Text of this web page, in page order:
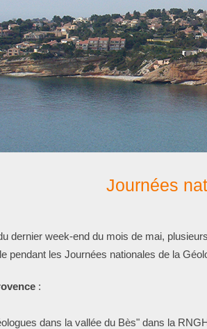
Journées
dernier week-end du mois de mai,
pendant les Journées nationales de la
:
dans la vallée du Bès" dans la